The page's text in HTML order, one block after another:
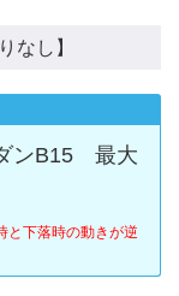
なし】
ンB15 最大
と下落時の動きが逆